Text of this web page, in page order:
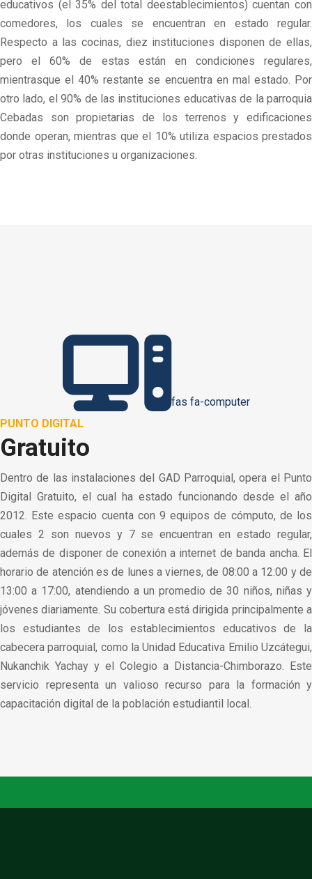
educativos (el 35% del total deestablecimientos) cuentan con
comedores, los cuales se encuentran en estado regular.
Respecto a las cocinas, diez instituciones disponen de ellas,
pero el 60% de estas están en condiciones regulares,
mientrasque el 40% restante se encuentra en mal estado. Por
otro lado, el 90% de las instituciones educativas de la parroquia
Cebadas son propietarias de los terrenos y edificaciones
donde operan, mientras que el 10% utiliza espacios prestados
por otras instituciones u organizaciones.
fas fa-computer
PUNTO DIGITAL
Gratuito
Dentro de las instalaciones del GAD Parroquial, opera el Punto
Digital Gratuito, el cual ha estado funcionando desde el año
2012. Este espacio cuenta con 9 equipos de cómputo, de los
cuales 2 son nuevos y 7 se encuentran en estado regular,
además de disponer de conexión a internet de banda ancha. El
horario de atención es de lunes a viernes, de 08:00 a 12:00 y de
13:00 a 17:00, atendiendo a un promedio de 30 niños, niñas y
jóvenes diariamente. Su cobertura está dirigida principalmente a
los estudiantes de los establecimientos educativos de la
cabecera parroquial, como la Unidad Educativa Emilio Uzcátegui,
Nukanchik Yachay y el Colegio a Distancia-Chimborazo. Este
servicio representa un valioso recurso para la formación y
capacitación digital de la población estudiantil local.